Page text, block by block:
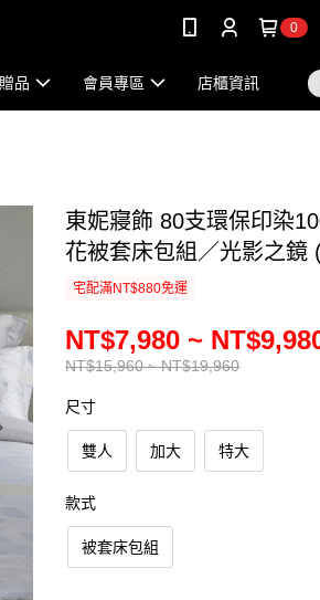
0
品 會員專區 店櫃資訊
東妮寢飾 80支環保印染
花被套床包組／光影之鏡
宅配滿NT$880免運
NT$15,960 ~ NT$19,960
NT$7,980 ~
尺寸
雙人 加大 特大
款式
被套床包組